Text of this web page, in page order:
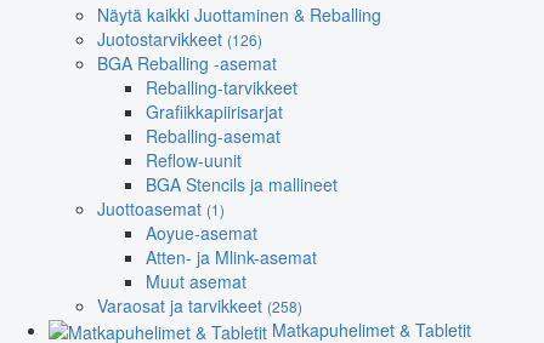
Näytä kaikki Juottaminen & Reballing
Juotostarvikkeet (126)
BGA Reballing -asemat
Reballing-tarvikkeet
Grafiikkapiirisarjat
Reballing-asemat
Reflow-uunit
BGA Stencils ja mallineet
Juottoasemat (1)
Aoyue-asemat
Atten- ja Mlink-asemat
Muut asemat
Varaosat ja tarvikkeet (258)
Matkapuhelimet & Tabletit